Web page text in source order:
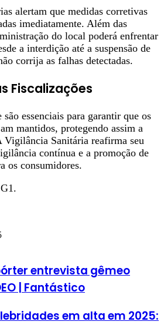
alertam que medidas corretivas
imediatamente. Além das
do local poderá enfrentar
a interdição até a suspensão de
corrija as falhas detectadas.
Fiscalizações
são essenciais para garantir que os
mantidos, protegendo assim a
Vigilância Sanitária reafirma seu
contínua e a promoção de
os consumidores.
entrevista gêmeo
| Fantástico
em alta em 2025: